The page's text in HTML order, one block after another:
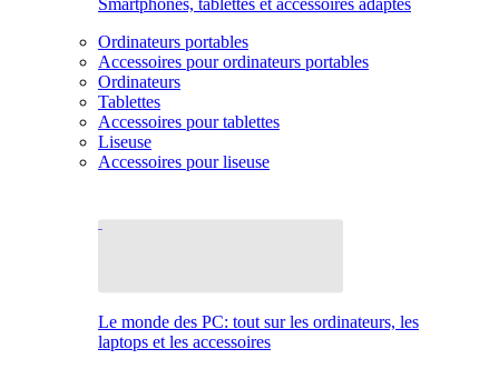
Smartphones, tablettes et accessoires adaptés
Ordinateurs portables
Accessoires pour ordinateurs portables
Ordinateurs
Tablettes
Accessoires pour tablettes
Liseuse
Accessoires pour liseuse
Le monde des PC: tout sur les ordinateurs, les
laptops et les accessoires